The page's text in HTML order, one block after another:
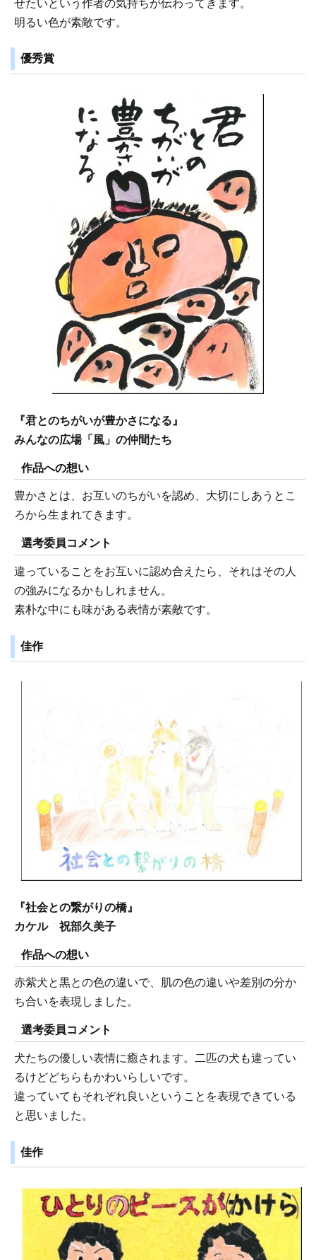
せたいという作者の気持ちが伝わってきます。
明るい色が素敵です。
優秀賞
『君とのちがいが豊かさになる』
みんなの広場「風」の仲間たち
作品への想い
豊かさとは、お互いのちがいを認め、大切にしあうとこ
ろから生まれてきます。
選考委員コメント
違っていることをお互いに認め合えたら、それはその人
の強みになるかもしれません。
素朴な中にも味がある表情が素敵です。
佳作
『社会との繋がりの橋』
カケル 祝部久美子
作品への想い
赤紫犬と黒との色の違いで、肌の色の違いや差別の分か
ち合いを表現しました。
選考委員コメント
犬たちの優しい表情に癒されます。二匹の犬も違ってい
るけどどちらもかわいらしいです。
違っていてもそれぞれ良いということを表現できている
と思いました。
佳作